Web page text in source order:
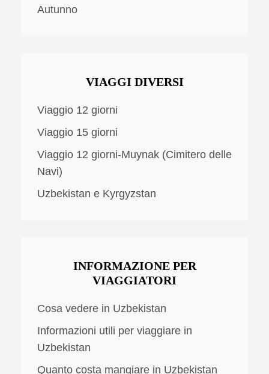
Autunno
VIAGGI DIVERSI
Viaggio 12 giorni
Viaggio 15 giorni
Viaggio 12 giorni-Muynak (Cimitero delle
Navi)
Uzbekistan e Kyrgyzstan
INFORMAZIONE PER
VIAGGIATORI
Cosa vedere in Uzbekistan
Informazioni utili per viaggiare in
Uzbekistan
Quanto costa mangiare in Uzbekistan